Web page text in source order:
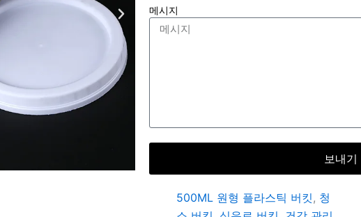
메시지
보내기
500ML 원형 플라스틱 버킷, 청